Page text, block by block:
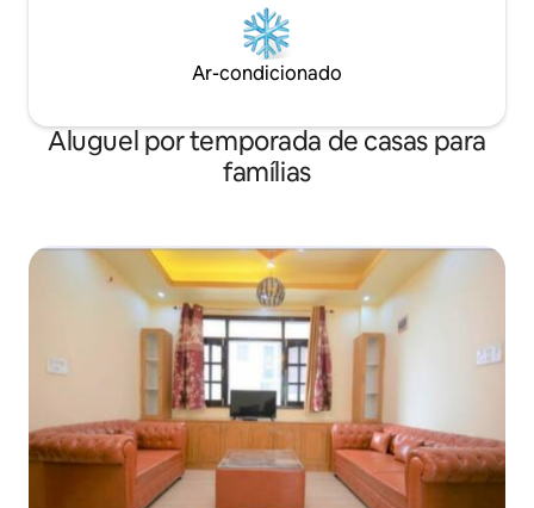
Ar-condicionado
Aluguel por temporada de casas para
famílias